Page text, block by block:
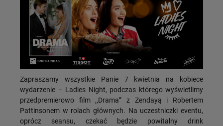
Zapraszamy wszystkie Panie 7 kwietnia na kobiece
wydarzenie – Ladies Night, podczas którego wyświetlimy
przedpremierowo film ,,Drama” z Zendayą i Robertem
Pattinsonem w rolach głównych. Na uczestniczki eventu,
oprócz seansu, czekać będzie powitalny drink